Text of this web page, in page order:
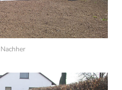
Nachher